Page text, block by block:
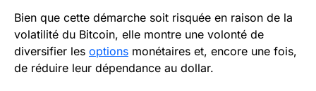
Bien que cette démarche soit risquée en raison de la
volatilité du Bitcoin, elle montre une volonté de
diversifier les options monétaires et, encore une fois,
de réduire leur dépendance au dollar.